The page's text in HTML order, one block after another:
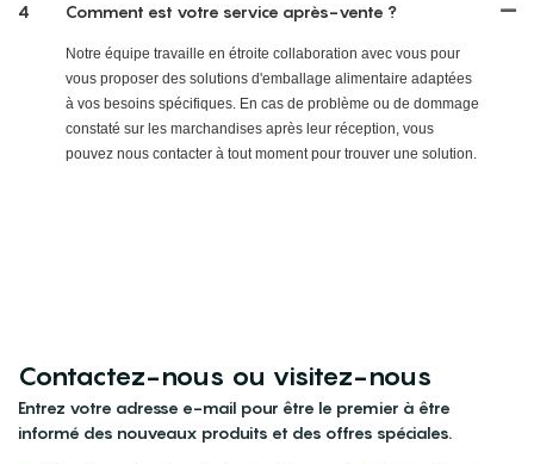
4 Comment est votre service après-vente ?
Notre équipe travaille en étroite collaboration avec vous pour
vous proposer des solutions d'emballage alimentaire adaptées
à vos besoins spécifiques. En cas de problème ou de dommage
constaté sur les marchandises après leur réception, vous
pouvez nous contacter à tout moment pour trouver une solution.
Contactez-nous ou visitez-nous
Entrez votre adresse e-mail pour être le premier à être
informé des nouveaux produits et des offres spéciales.